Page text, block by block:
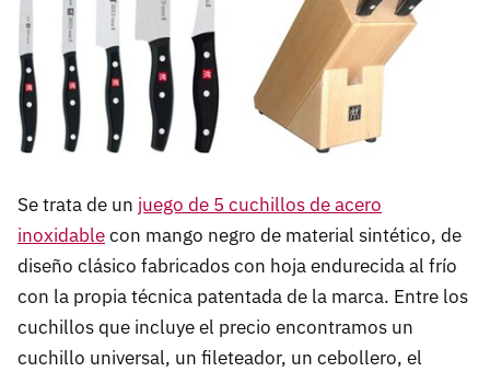
Se trata de un juego de 5 cuchillos de acero
inoxidablecon mango negro de material sintético, de
diseño clásico fabricados con hoja endurecida al frío
con la propia técnica patentada de la marca. Entre los
cuchillos que incluye el precio encontramos un
cuchillo universal, un fileteador, un cebollero, el